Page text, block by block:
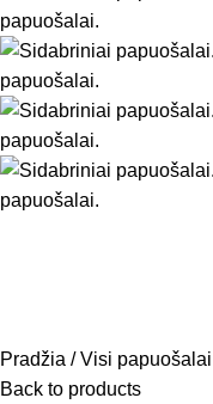
Pradžia Visi papuošalai
Back to products